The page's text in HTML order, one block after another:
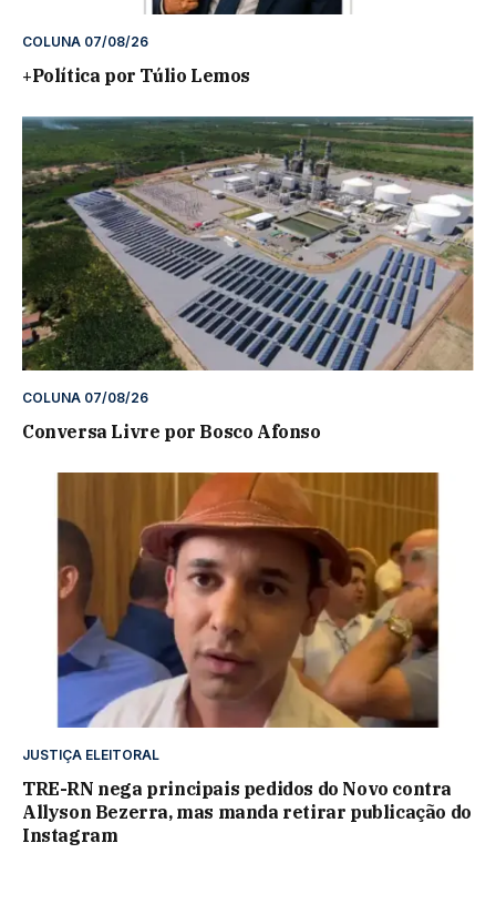
COLUNA 07/08/26
+Política por Túlio Lemos
COLUNA 07/08/26
Conversa Livre por Bosco Afonso
JUSTIÇA ELEITORAL
TRE-RN nega principais pedidos do Novo contra
Allyson Bezerra, mas manda retirar publicação do
Instagram